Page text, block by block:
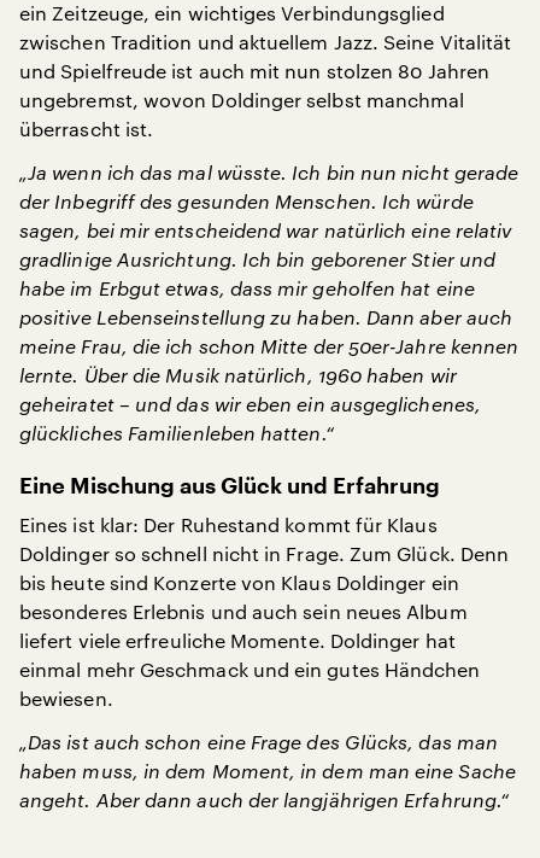
ein Zeitzeuge, ein wichtiges Verbindungsglied
zwischen Tradition und aktuellem Jazz. Seine Vitalität
und Spielfreude ist auch mit nun stolzen 80 Jahren
ungebremst, wovon Doldinger selbst manchmal
überrascht ist.
„Ja wenn ich das mal wüsste. Ich bin nun nicht gerade
der Inbegriff des gesunden Menschen. Ich würde
sagen, bei mir entscheidend war natürlich eine relativ
gradlinige Ausrichtung. Ich bin geborener Stier und
habe im Erbgut etwas, dass mir geholfen hat eine
positive Lebenseinstellung zu haben. Dann aber auch
meine Frau, die ich schon Mitte der 50er-Jahre kennen
lernte. Über die Musik natürlich, 1960 haben wir
geheiratet – und das wir eben ein ausgeglichenes,
glückliches Familienleben hatten.“
Eine Mischung aus Glück und Erfahrung
Eines ist klar: Der Ruhestand kommt für Klaus
Doldinger so schnell nicht in Frage. Zum Glück. Denn
bis heute sind Konzerte von Klaus Doldinger ein
besonderes Erlebnis und auch sein neues Album
liefert viele erfreuliche Momente. Doldinger hat
einmal mehr Geschmack und ein gutes Händchen
bewiesen.
„Das ist auch schon eine Frage des Glücks, das man
haben muss, in dem Moment, in dem man eine Sache
angeht. Aber dann auch der langjährigen Erfahrung.“